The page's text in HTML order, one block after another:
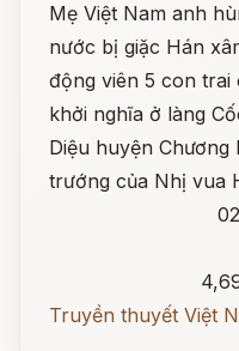
Mẹ Việt Nam anh
nước bị giặc Hán
động viên 5 con trai
khởi nghĩa ở làng
Diệu huyện
trướng của Nhị vua
Truyền thuyết Việt